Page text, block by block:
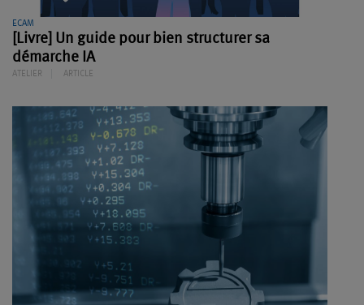
ECAM
[Livre] Un guide pour bien structurer sa
démarche IA
ATELIER ARTICLE